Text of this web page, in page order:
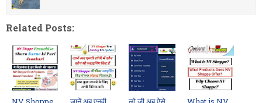
Related Posts: